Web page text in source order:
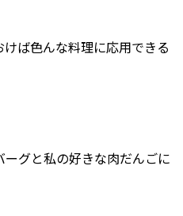
ば色んな料理に応用できる
グと私の好きな肉だんごに